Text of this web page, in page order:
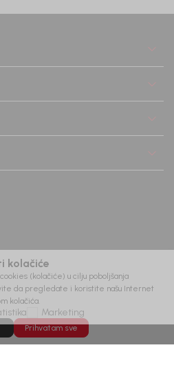
kolačiće
(kolačiće) u cilju poboljšanja
da pregledate i koristite našu Internet
kolačića.
Marketing
Prihvatam sve